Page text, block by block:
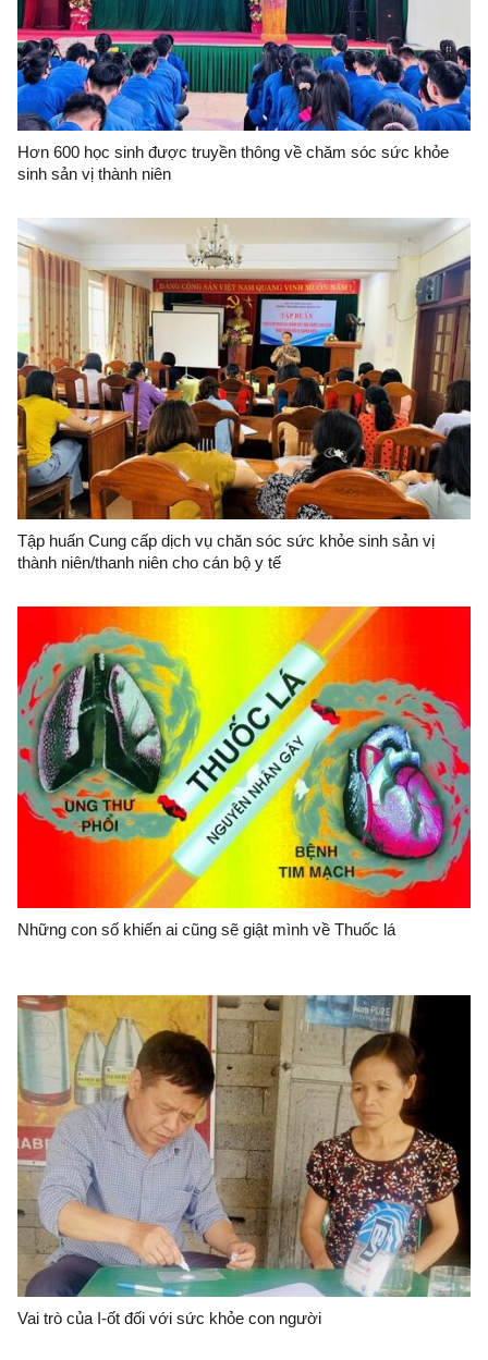
Hơn 600 học sinh được truyền thông về chăm sóc sức khỏe
sinh sản vị thành niên
Tập huấn Cung cấp dịch vụ chăn sóc sức khỏe sinh sản vị
thành niên/thanh niên cho cán bộ y tế
Những con số khiến ai cũng sẽ giật mình về Thuốc lá
Vai trò của I-ốt đối với sức khỏe con người